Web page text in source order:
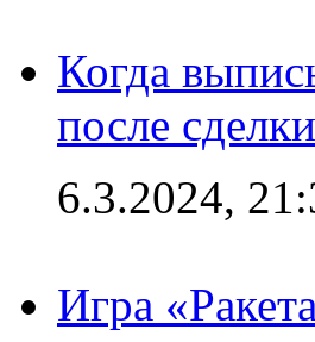
Когда
после
6.3.2024,
Игра